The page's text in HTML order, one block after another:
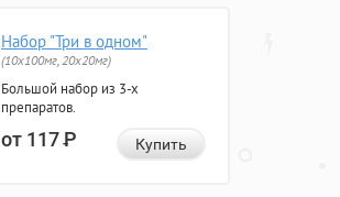
Набор "Три в одном"
(10x100мг, 20x20мг)
Большой набор из 3-х
препаратов.
от 117Р Купить